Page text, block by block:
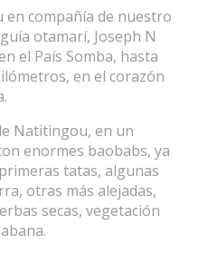
en compañía de nuestro
otamarí, Joseph N
el País Somba, hasta
en el corazón
Natitingou, en un
enormes baobabs, ya
tatas, algunas
otras más alejadas,
secas, vegetación